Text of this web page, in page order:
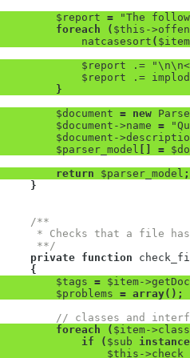
$report =
"The
foreach ( $this ->
natcasesort (
$report .= "
$report .=
}
$document = new
$document ->name =
$document ->
$parser_model =
return $parser_model ;
}
/**
* Checks that a file has
**/
private function
{
$tags = $item->
$problems = array( ) ;
// classes and
foreach ( $item->
if ( $sub
$this ->